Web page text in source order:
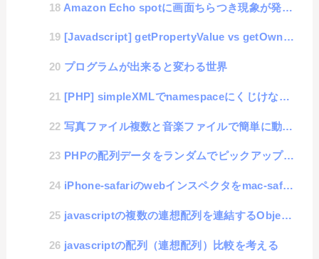
Amazon Echo spotに画面ちらつき現象が発生、サポートに連絡してその対応報告
[Javadscript] getPropertyValue vs getOwnPropertyDe...
プログラムが出来ると変わる世界
[PHP] simpleXMLでnamespaceにくじけない方法
写真ファイル複数と音楽ファイルで簡単に動画が作れるライブラリ「Slide-Mov」
PHPの配列データをランダムでピックアップできるarray_rand()関数
iPhone-safariのwebインスペクタをmac-safariで表示できない場合の解消方法
javascriptの複数の連想配列を連結するObject.assign
javascriptの配列（連想配列）比較を考える